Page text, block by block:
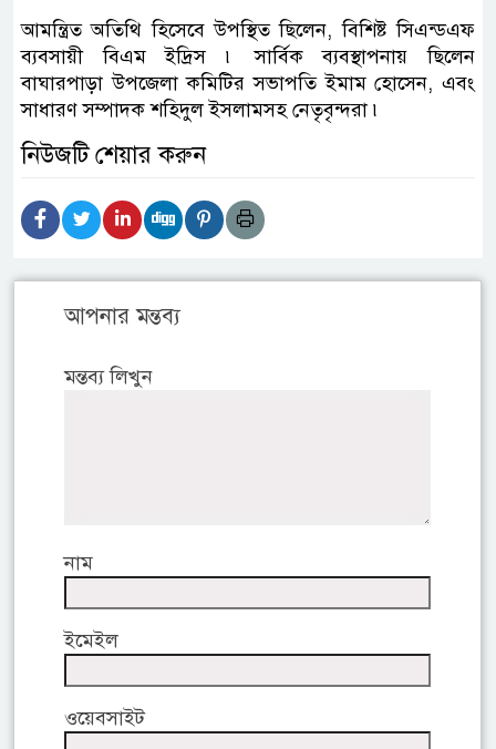
আমন্ত্রিত অতিথি হিসেবে উপস্থিত ছিলেন, বিশিষ্ট সিএন্ডএফ
ব্যবসায়ী বিএম ইদ্রিস ৷ সার্বিক ব্যবস্থাপনায় ছিলেন
বাঘারপাড়া উপজেলা কমিটির সভাপতি ইমাম হোসেন, এবং
সাধারণ সম্পাদক শহিদুল ইসলামসহ নেতৃবৃন্দরা ৷
নিউজটি শেয়ার করুন
আপনার মন্তব্য
মন্তব্য লিখুন
নাম
ইমেইল
ওয়েবসাইট